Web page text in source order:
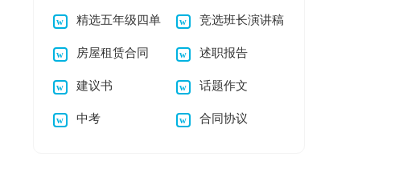
日记模板集锦5篇 300字集合六篇
精选五年级四单
元作文300字合集五
篇
竞选班长演讲稿
【精】
房屋租赁合同 述职报告
建议书 话题作文
中考 合同协议